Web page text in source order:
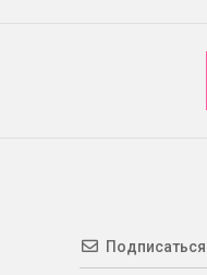
Подписаться